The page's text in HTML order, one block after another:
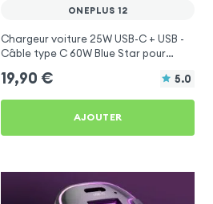
ONEPLUS 12
Chargeur voiture 25W USB-C + USB -
Câble type C 60W Blue Star pour
19,90 € 5.0
AJOUTER